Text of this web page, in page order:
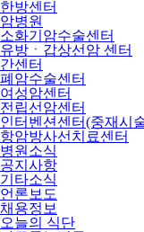
한방센터
암병원
소화기암수술센터
유방ㆍ갑상선암 센터
간센터
폐암수술센터
여성암센터
전립선암센터
인터벤션센터(중재시
항암방사선치료센터
병원소식
공지사항
기타소식
언론보도
채용정보
오늘의 식단